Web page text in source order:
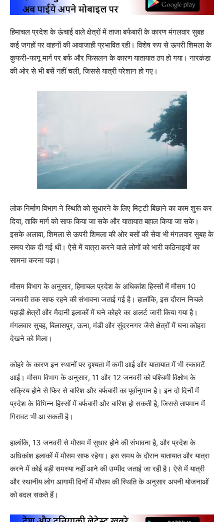
हिमाचल प्रदेश के ऊंचाई वाले क्षेत्रों में ताजा बर्फबारी के कारण मंगलवार सुबह
कई जगहों पर वाहनों की आवाजाही प्रभावित रही। विशेष रूप से ऊपरी शिमला के
कुफरी-फागू मार्ग पर बर्फ और फिसलन के कारण यातायात ठप हो गया। नारकंडा
की ओर से भी बसें नहीं चली, जिससे यात्री परेशान हो गए।
लोक निर्माण विभाग ने स्थिति को सुधारने के लिए मिट्टी बिछाने का काम शुरू कर
दिया, ताकि मार्ग को साफ किया जा सके और यातायात बहाल किया जा सके।
इसके अलावा, शिमला से ऊपरी शिमला की ओर बसों की सेवा भी मंगलवार सुबह के
समय रोक दी गई थी। ऐसे में यात्रा करने वाले लोगों को भारी कठिनाइयों का
सामना करना पड़ा।
मौसम विभाग के अनुसार, हिमाचल प्रदेश के अधिकांश हिस्सों में मौसम 10
जनवरी तक साफ रहने की संभावना जताई गई है। हालांकि, इस दौरान निचले
पहाड़ी क्षेत्रों और मैदानी इलाकों में घने कोहरे का अलर्ट जारी किया गया है।
मंगलवार सुबह, बिलासपुर, ऊना, मंडी और सुंदरनगर जैसे क्षेत्रों में घना कोहरा
देखने को मिला।
कोहरे के कारण इन स्थानों पर दृश्यता में कमी आई और यातायात में भी रुकावटें
आईं। मौसम विभाग के अनुसार, 11 और 12 जनवरी को पश्चिमी विक्षोभ के
सक्रिय होने से फिर से बारिश और बर्फबारी का पूर्वानुमान है। इन दो दिनों में
प्रदेश के विभिन्न हिस्सों में बर्फबारी और बारिश हो सकती है, जिससे तापमान में
गिरावट भी आ सकती है।
हालांकि, 13 जनवरी से मौसम में सुधार होने की संभावना है, और प्रदेश के
अधिकांश इलाकों में मौसम साफ रहेगा। इस समय के दौरान यातायात और यात्रा
करने में कोई बड़ी समस्या नहीं आने की उम्मीद जताई जा रही है। ऐसे में यात्री
और स्थानीय लोग आगामी दिनों में मौसम की स्थिति के अनुसार अपनी योजनाओं
को बदल सकते हैं।